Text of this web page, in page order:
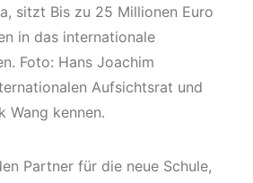
sitzt Bis zu 25 Millionen Euro
in das internationale
Foto: Hans Joachim
Aufsichtsrat und
Wang kennen.
Partner für die neue Schule,